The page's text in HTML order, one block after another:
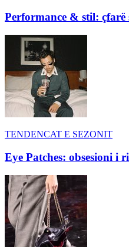
Performance & stil: çfarë
TENDENCAT E SEZONIT
Eye Patches: obsesioni i